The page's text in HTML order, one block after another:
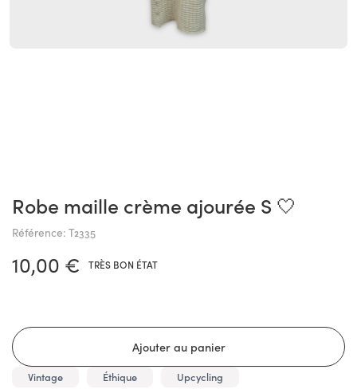
Robe maille crème ajourée S 🤍
Référence: T2335
10,00 € TRÈS BON ÉTAT
Vintage Éthique Upcycling